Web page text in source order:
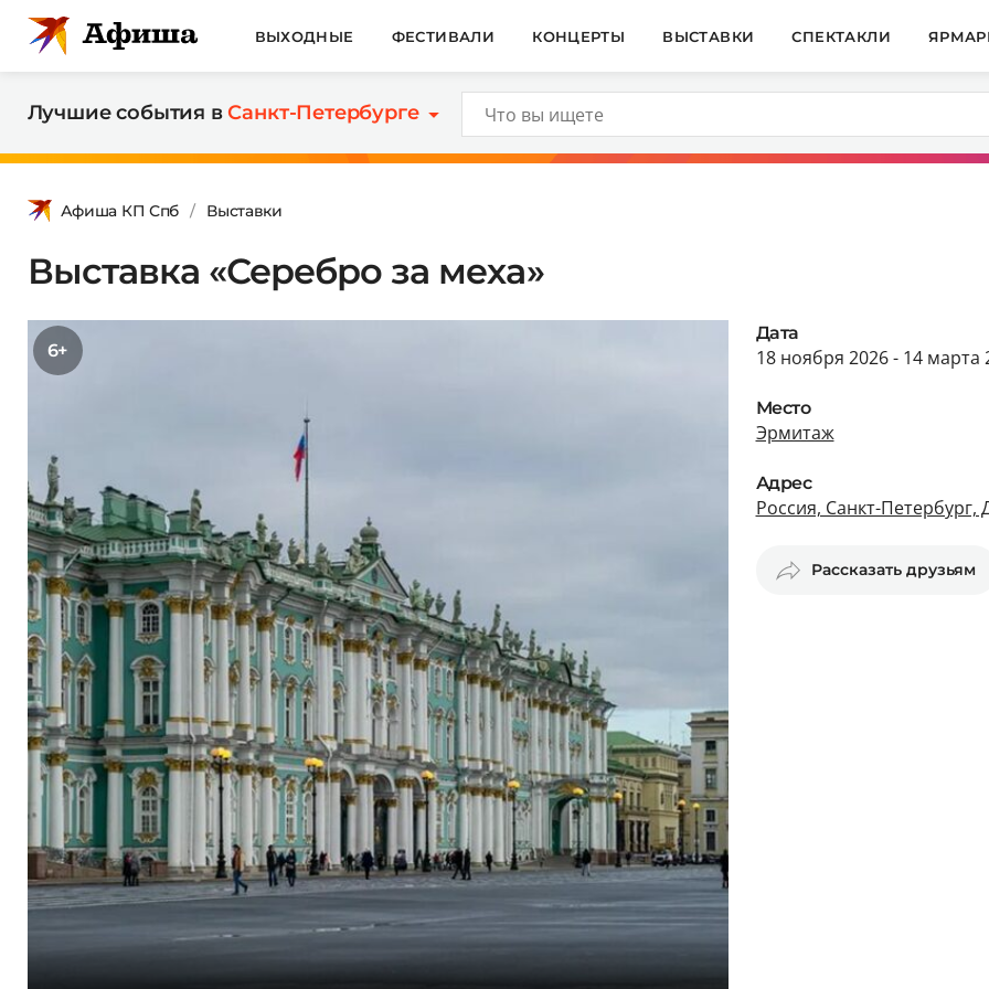
ВЫХОДНЫЕ ФЕСТИВАЛИ КОНЦЕРТЫ ВЫСТАВКИ СПЕКТАКЛИ
Лучшие события вСанкт-Петербурге
Афиша КП Спб Выставки
Выставка «Серебро за меха»
6+
Дата
18 ноября 2026 - 14 марта
Место
Эрмитаж
Адрес
Россия, Санкт-
Рассказать друзьям